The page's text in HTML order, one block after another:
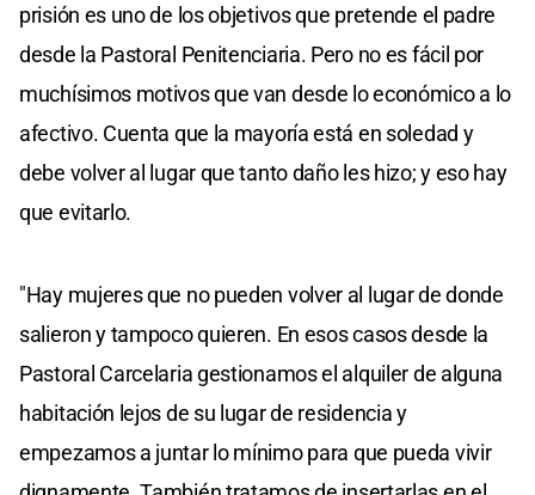
prisión es uno de los objetivos que pretende el padre
desde la Pastoral Penitenciaria. Pero no es fácil por
muchísimos motivos que van desde lo económico a lo
afectivo. Cuenta que la mayoría está en soledad y
debe volver al lugar que tanto daño les hizo; y eso hay
que evitarlo.
"Hay mujeres que no pueden volver al lugar de donde
salieron y tampoco quieren. En esos casos desde la
Pastoral Carcelaria gestionamos el alquiler de alguna
habitación lejos de su lugar de residencia y
empezamos a juntar lo mínimo para que pueda vivir